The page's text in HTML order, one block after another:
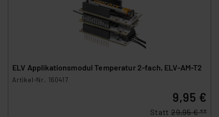
ELV Applikationsmodul Temperatur 2-fach, ELV-AM-T2
Artikel-Nr. 160417
9,95 €
Statt 29,95 € **